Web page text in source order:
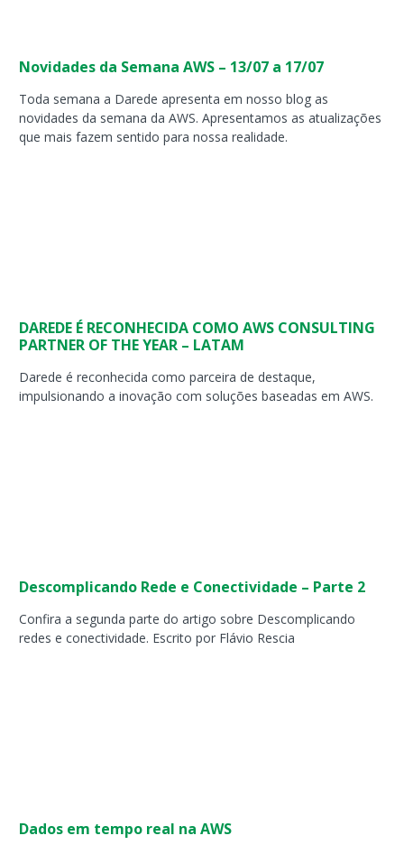
Novidades da Semana AWS – 13/07 a 17/07
Toda semana a Darede apresenta em nosso blog as
novidades da semana da AWS. Apresentamos as atualizações
que mais fazem sentido para nossa realidade.
DAREDE É RECONHECIDA COMO AWS CONSULTING
PARTNER OF THE YEAR – LATAM
Darede é reconhecida como parceira de destaque,
impulsionando a inovação com soluções baseadas em AWS.
Descomplicando Rede e Conectividade – Parte 2
Confira a segunda parte do artigo sobre Descomplicando
redes e conectividade. Escrito por Flávio Rescia
Dados em tempo real na AWS